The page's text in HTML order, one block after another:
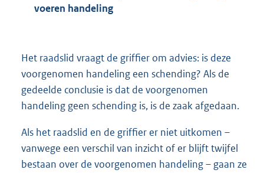
voeren handeling
Het raadslid vraagt de griffier om advies: is deze
voorgenomen handeling een schending? Als de
gedeelde conclusie is dat de voorgenomen
handeling geen schending is, is de zaak afgedaan.
Als het raadslid en de griffier er niet uitkomen –
vanwege een verschil van inzicht of er blijft twijfel
bestaan over de voorgenomen handeling – gaan ze